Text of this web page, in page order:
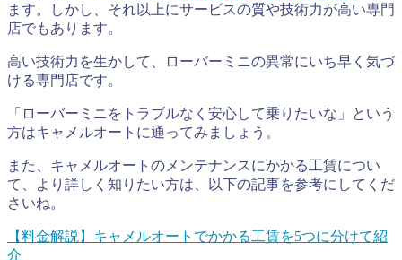
ます。しかし、それ以上にサービスの質や技術力が高い専門
店でもあります。
高い技術力を生かして、ローバーミニの異常にいち早く気づ
ける専門店です。
「ローバーミニをトラブルなく安心して乗りたいな」という
方はキャメルオートに通ってみましょう。
また、キャメルオートのメンテナンスにかかる工賃につい
て、より詳しく知りたい方は、以下の記事を参考にしてくだ
さいね。
【料金解説】キャメルオートでかかる工賃を5つに分けて紹
介